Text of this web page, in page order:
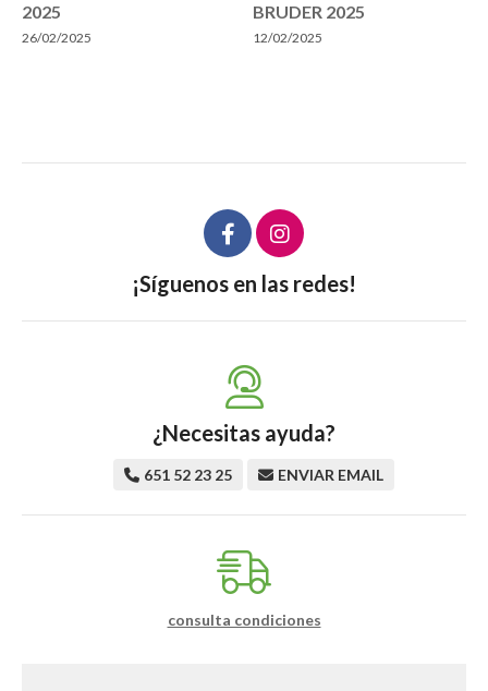
2025
26/02/2025
BRUDER 2025
12/02/2025
¡Síguenos en las redes!
¿Necesitas ayuda?
651 52 23 25 ENVIAR EMAIL
consulta condiciones